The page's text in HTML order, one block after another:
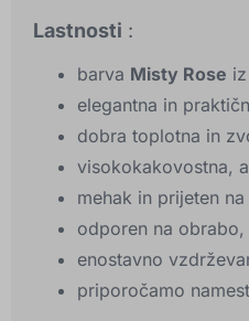
Lastnosti :
barva Misty Rose
elegantna in
dobra toplotna in
visokokakovostna,
mehak in prijeten
odporen na
enostavno
priporočamo